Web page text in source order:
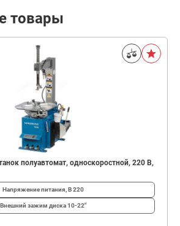
товары
полуавтомат, односкоростной, 220 В,
Напряжение питания, В220
Внешний зажим диска10-22"